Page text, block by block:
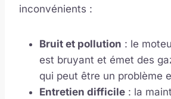
inconvénients :
Bruit et pollution : le
est bruyant et émet des
qui peut être un problème
Entretien difficile : la